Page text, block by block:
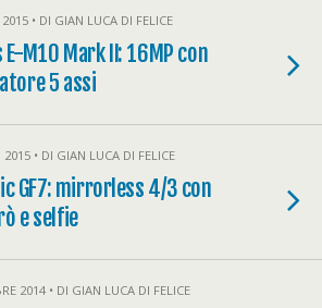
• DI GIAN LUCA DI FELICE
E-M10 Mark II: 16MP con
5 assi
• DI GIAN LUCA DI FELICE
GF7: mirrorless 4/3 con
e selfie
2014 • DI GIAN LUCA DI FELICE